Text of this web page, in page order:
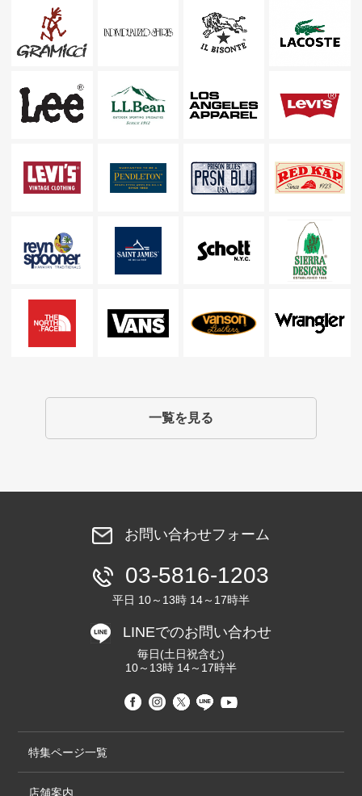
一覧を見る
お問い合わせフォーム
03-5816-1203
平日 10～13時 14～17時半
LINEでのお問い合わせ
毎日(土日祝含む)
10～13時 14～17時半
特集ページ一覧
店舗案内